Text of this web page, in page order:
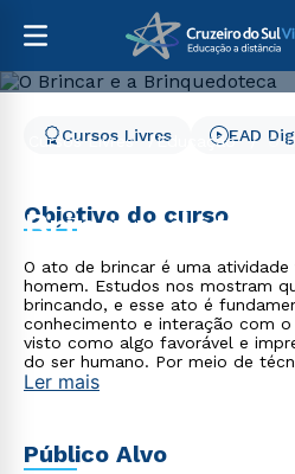
Cursos Livres Educação O
Brinquedoteca
Cursos Livres EAD
Objetivo do curso
O ato de brincar é uma
homem. Estudos nos mostram
brincando, e esse ato é
conhecimento e interação com
visto como algo favorável e
do ser humano. Por meio de técnicas para estimular o
desenvolvimento integral infantil,
desenvolvimento infantil.
Ler mais
Público Alvo